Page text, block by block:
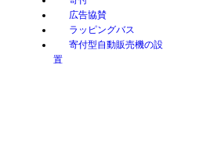
広告協賛
ラッピングバス
寄付型自動販売機の設
置